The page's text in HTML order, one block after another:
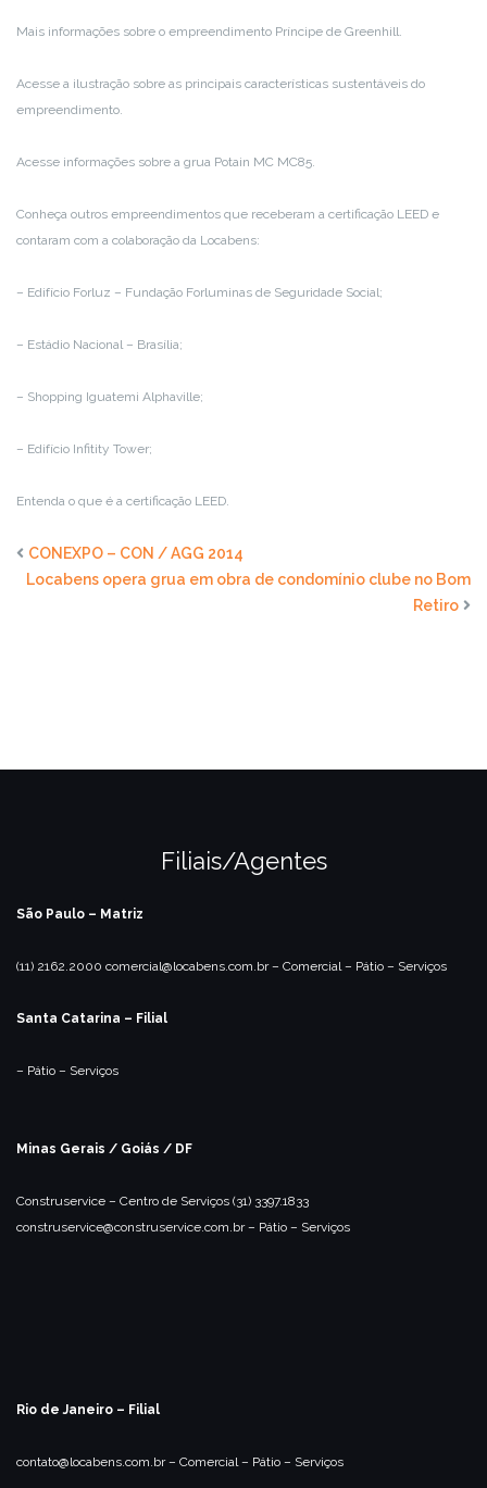
Mais informações sobre o empreendimento Príncipe de Greenhill.
Acesse a ilustração sobre as principais características sustentáveis do
empreendimento.
Acesse informações sobre a grua Potain MC MC85.
Conheça outros empreendimentos que receberam a certificação LEED e
contaram com a colaboração da Locabens:
– Edifício Forluz – Fundação Forluminas de Seguridade Social;
– Estádio Nacional – Brasília;
– Shopping Iguatemi Alphaville;
– Edifício Infitity Tower;
Entenda o que é a certificação LEED.
CONEXPO – CON / AGG 2014
Locabens opera grua em obra de condomínio clube no Bom
Retiro
Filiais/Agentes
São Paulo – Matriz
(11) 2162.2000 comercial@locabens.com.br– Comercial – Pátio – Serviços
Santa Catarina – Filial
– Pátio – Serviços
Minas Gerais / Goiás / DF
Construservice – Centro de Serviços (31) 3397.1833
construservice@construservice.com.br– Pátio – Serviços
Rio de Janeiro – Filial
contato@locabens.com.br– Comercial – Pátio – Serviços